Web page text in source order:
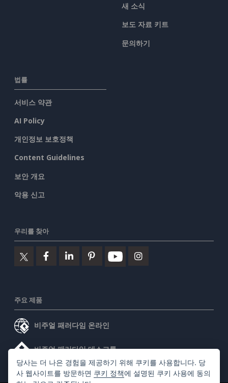
새 소식
보도 자료 키트
문의하기
법률
서비스 약관
AI Policy
개인정보 보호정책
Content Guidelines
보안 개요
악용 신고
우리를 찾아
주요 제품
비주얼 패러다임 온라인
비주얼 패러다임 데스크톱
당사는 더 나은 경험을 제공하기 위해 쿠키를 사용합니다. 당
사 웹사이트를 방문하면 쿠키 정책에 설명된 쿠키 사용에 동의